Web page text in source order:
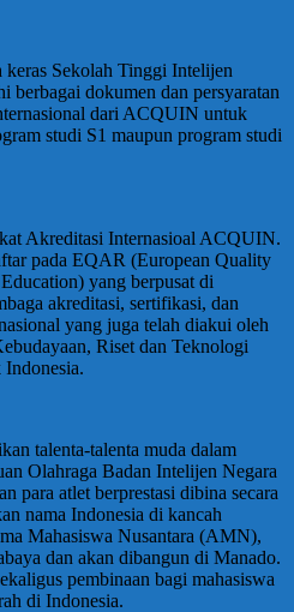
Sekolah Tinggi Intelijen
berbagai dokumen dan persyaratan
dari ACQUIN untuk
studi S1 maupun program studi
Akreditasi Internasioal ACQUIN.
pada EQAR (European Quality
yang berpusat di
akreditasi, sertifikasi, dan
yang juga telah diakui oleh
Riset dan Teknologi
talenta-talenta muda dalam
Olahraga Badan Intelijen Negara
para atlet berprestasi dibina secara
nama Indonesia di kancah
Mahasiswa Nusantara (AMN),
dan akan dibangun di Manado.
pembinaan bagi mahasiswa
di Indonesia.